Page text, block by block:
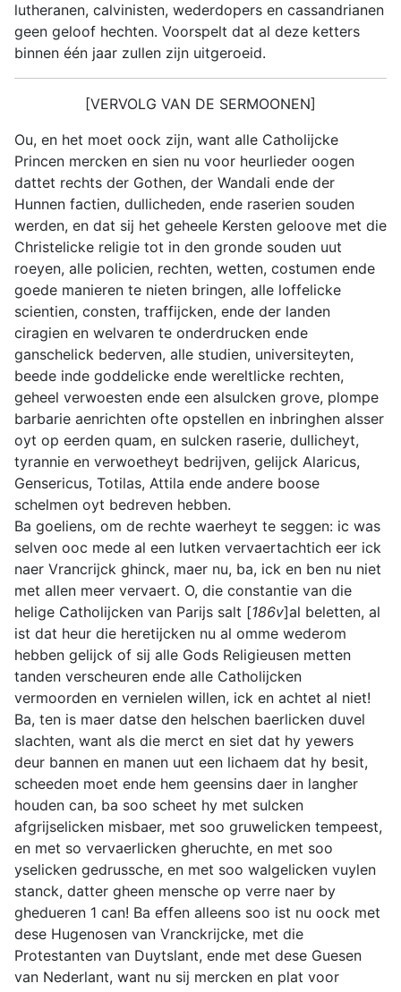
lutheranen, calvinisten, wederdopers en cassandrianen
geen geloof hechten. Voorspelt dat al deze ketters
binnen één jaar zullen zijn uitgeroeid.
[VERVOLG VAN DE SERMOONEN]
Ou, en het moet oock zijn, want alle Catholijcke
Princen mercken en sien nu voor heurlieder oogen
dattet rechts der Gothen, der Wandali ende der
Hunnen factien, dullicheden, ende raserien souden
werden, en dat sij het geheele Kersten geloove met die
Christelicke religie tot in den gronde souden uut
roeyen, alle policien, rechten, wetten, costumen ende
goede manieren te nieten bringen, alle loffelicke
scientien, consten, traffijcken, ende der landen
ciragien en welvaren te onderdrucken ende
ganschelick bederven, alle studien, universiteyten,
beede inde goddelicke ende wereltlicke rechten,
geheel verwoesten ende een alsulcken grove, plompe
barbarie aenrichten ofte opstellen en inbringhen alsser
oyt op eerden quam, en sulcken raserie, dullicheyt,
tyrannie en verwoetheyt bedrijven, gelijck Alaricus,
Gensericus, Totilas, Attila ende andere boose
schelmen oyt bedreven hebben.
Ba goeliens, om de rechte waerheyt te seggen: ic was
selven ooc mede al een lutken vervaertachtich eer ick
naer Vrancrijck ghinck, maer nu, ba, ick en ben nu niet
met allen meer vervaert. O, die constantie van die
helige Catholijcken van Parijs salt [186v]al beletten, al
ist dat heur die heretijcken nu al omme wederom
hebben gelijck of sij alle Gods Religieusen metten
tanden verscheuren ende alle Catholijcken
vermoorden en vernielen willen, ick en achtet al niet!
Ba, ten is maer datse den helschen baerlicken duvel
slachten, want als die merct en siet dat hy yewers
deur bannen en manen uut een lichaem dat hy besit,
scheeden moet ende hem geensins daer in langher
houden can, ba soo scheet hy met sulcken
afgrijselicken misbaer, met soo gruwelicken tempeest,
en met so vervaerlicken gheruchte, en met soo
yselicken gedrussche, en met soo walgelicken vuylen
stanck, datter gheen mensche op verre naer by
ghedueren 1 can! Ba effen alleens soo ist nu oock met
dese Hugenosen van Vranckrijcke, met die
Protestanten van Duytslant, ende met dese Guesen
van Nederlant, want nu sij mercken en plat voor